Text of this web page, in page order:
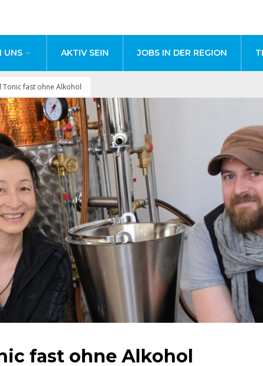
UNS AKTIV SEIN JOBS IN DER REGION
Tonic fast ohne Alkohol
fast ohne Alkohol